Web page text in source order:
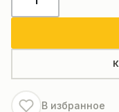
товара
В избранное